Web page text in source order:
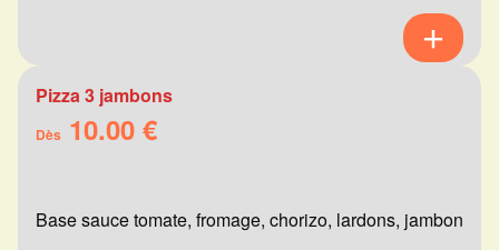
Pizza 3 jambons
Dès 10.00 €
Base sauce tomate, fromage, chorizo, lardons, jambon